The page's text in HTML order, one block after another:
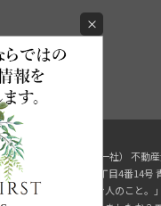
事（3）第96482号 （一社） 不動
東京都港区赤坂八丁目4番14号
賃貸「いちばんに、住む人のこと
×